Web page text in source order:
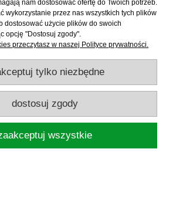
Informacje
Sklep internetowy
RATY
Promocje
ul.Warszawska 35, 05-092 Łomianki, woj.
nam dostosować ofertę do Twoich potrzeb.
wykorzystanie przez nas wszystkich tych plików
dostosować użycie plików do swoich
opcję "Dostosuj zgody".
przeczytasz w naszej Polityce prywatności.
tylko niezbędne
dostosuj zgody
wszystkie